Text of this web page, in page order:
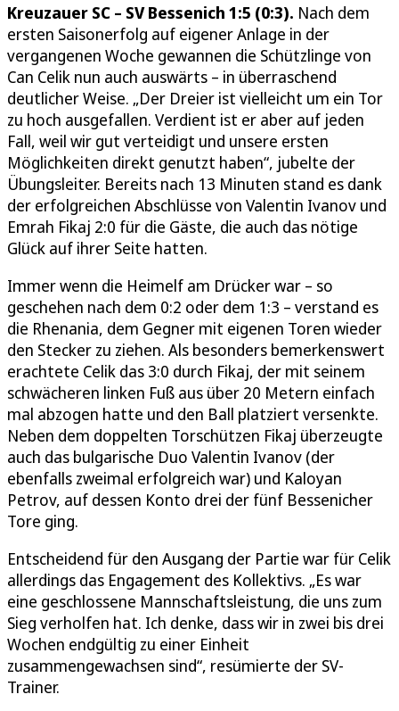
Kreuzauer SC – SV Bessenich 1:5 (0:3). Nach dem
ersten Saisonerfolg auf eigener Anlage in der
vergangenen Woche gewannen die Schützlinge von
Can Celik nun auch auswärts – in überraschend
deutlicher Weise. „Der Dreier ist vielleicht um ein Tor
zu hoch ausgefallen. Verdient ist er aber auf jeden
Fall, weil wir gut verteidigt und unsere ersten
Möglichkeiten direkt genutzt haben“, jubelte der
Übungsleiter. Bereits nach 13 Minuten stand es dank
der erfolgreichen Abschlüsse von Valentin Ivanov und
Emrah Fikaj 2:0 für die Gäste, die auch das nötige
Glück auf ihrer Seite hatten.
Immer wenn die Heimelf am Drücker war – so
geschehen nach dem 0:2 oder dem 1:3 – verstand es
die Rhenania, dem Gegner mit eigenen Toren wieder
den Stecker zu ziehen. Als besonders bemerkenswert
erachtete Celik das 3:0 durch Fikaj, der mit seinem
schwächeren linken Fuß aus über 20 Metern einfach
mal abzogen hatte und den Ball platziert versenkte.
Neben dem doppelten Torschützen Fikaj überzeugte
auch das bulgarische Duo Valentin Ivanov (der
ebenfalls zweimal erfolgreich war) und Kaloyan
Petrov, auf dessen Konto drei der fünf Bessenicher
Tore ging.
Entscheidend für den Ausgang der Partie war für Celik
allerdings das Engagement des Kollektivs. „Es war
eine geschlossene Mannschaftsleistung, die uns zum
Sieg verholfen hat. Ich denke, dass wir in zwei bis drei
Wochen endgültig zu einer Einheit
zusammengewachsen sind“, resümierte der SV-
Trainer.